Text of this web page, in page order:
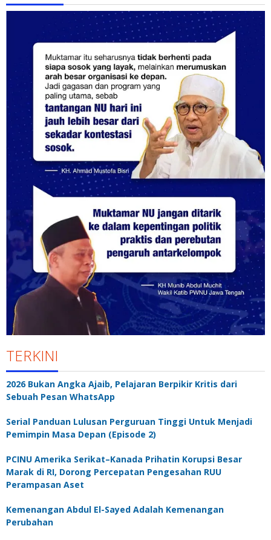
TERKINI
2026 Bukan Angka Ajaib, Pelajaran Berpikir Kritis dari
Sebuah Pesan WhatsApp
Serial Panduan Lulusan Perguruan Tinggi Untuk Menjadi
Pemimpin Masa Depan (Episode 2)
PCINU Amerika Serikat–Kanada Prihatin Korupsi Besar
Marak di RI, Dorong Percepatan Pengesahan RUU
Perampasan Aset
Kemenangan Abdul El-Sayed Adalah Kemenangan
Perubahan